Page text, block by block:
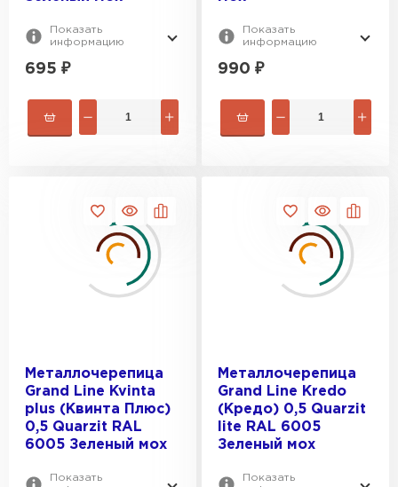
Показать
информацию
695 ₽
Показать
информацию
990 ₽
Металлочерепица
Grand Line Kvinta
plus (Квинта Плюс)
0,5 Quarzit RAL
6005 Зеленый мох
Показать
Металлочерепица
Grand Line Kredo
(Кредо) 0,5 Quarzit
lite RAL 6005
Зеленый мох
Показать
Водосточная система